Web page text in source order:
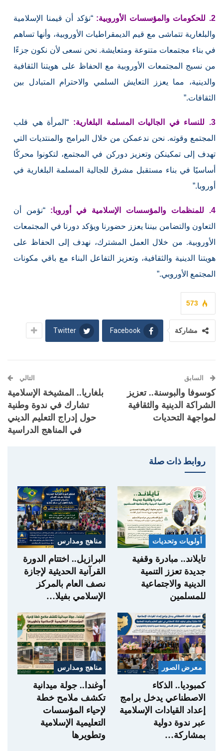
2. للحكومات والمؤسسات الأوروبية:
“نؤكد أن قيمنا الإسلامية
والبلغارية تتماشى مع قيم الديمقراطيات الأوروبية، وأنها تساهم
في بناء مجتمعات متنوعة ومتعايشة. نحن نسعى لأن نكون جزءًا
من نسيج المجتمعات الأوروبية مع الحفاظ على هويتنا الثقافية
والدينية، مما يعزز التعايش السلمي والاحترام المتبادل بين
الثقافات.”
3. للنساء في الجاليات المسلمة البلغارية:
“المرأة هي قلب
المجتمع وقوته. نحن ندعمكن من خلال البرامج والمنتديات التي
تهدف إلى تمكينكن وتعزيز دوركن في المجتمع، لتكونوا محركًا
أساسيًا في بناء مستقبل مشرق للجالية المسلمة البلغارية في
أوروبا.”
4. للمنظمات والمؤسسات الإسلامية في أوروبا:
“نؤمن أن
التعاون والتضامن بيننا يعزز حضورنا ويؤكد دورنا في المجتمعات
الأوروبية. من خلال العمل المشترك، نهدف إلى الحفاظ على
هويتنا الدينية والثقافية، وتعزيز التفاعل البناء مع باقي مكونات
المجتمع الأوروبي.”
573
مشاركة Facebook
Twitter
السابق
كوسوفا والبوسنة.. تعزيز
الشراكة الدينية والثقافية
لمواجهة التحديات
التالي
بلغاريا.. المشيخة الإسلامية
تشارك في ندوة وطنية
حول إدراج التعليم الديني
في المناهج الدراسية
روابط ذات صلة
أولويات وتحديات
تايلاند.. مبادرة وقفية
جديدة تعزز التنمية
الدينية والاجتماعية
للمسلمين
مناهج ومدارس
البرازيل.. اختتام الدورة
القرآنية الحديثية لإجازة
نصف العام بالمركز
الإسلامي بفيلا…
معرض الصور
كمبوديا.. الذكاء
الاصطناعي يدخل برامج
إعداد القيادات الإسلامية
عبر ندوة دولية
بمشاركة…
مناهج ومدارس
أوغندا.. جولة ميدانية
تكشف ملامح خطة
لإحياء المؤسسات
التعليمية الإسلامية
وتطويرها